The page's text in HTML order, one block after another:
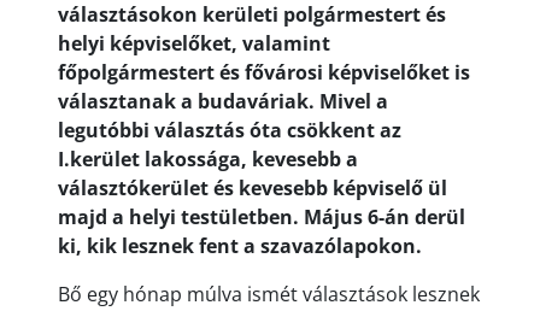
választásokon kerületi polgármestert és
helyi képviselőket, valamint
főpolgármestert és fővárosi képviselőket is
választanak a budaváriak. Mivel a
legutóbbi választás óta csökkent az
I.kerület lakossága, kevesebb a
választókerület és kevesebb képviselő ül
majd a helyi testületben. Május 6-án derül
ki, kik lesznek fent a szavazólapokon.
Bő egy hónap múlva ismét választások lesznek